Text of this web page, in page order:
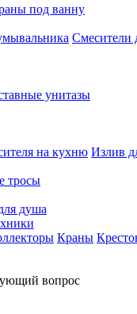
под ванну
Смесители
унитазы
на кухню Излив
тросы
душа
Краны
вопрос